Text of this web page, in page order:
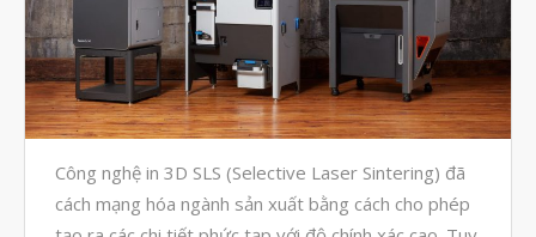
Công nghệ in 3D SLS (Selective Laser Sintering) đã
cách mạng hóa ngành sản xuất bằng cách cho phép